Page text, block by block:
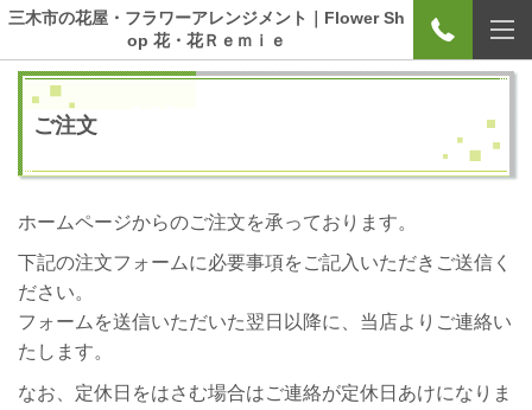
三木市の花屋・フラワーアレンジメント｜Flower Sh
op 花・花Ｒｅｍｉｅ
ご注文
ホームページからのご注文を承っております。
下記の注文フォームに必要事項をご記入いただきご送信く
ださい。
フォームを送信いただいた翌日以降に、当店よりご連絡い
たします。
なお、定休日をはさむ場合はご連絡が定休日あけになりま